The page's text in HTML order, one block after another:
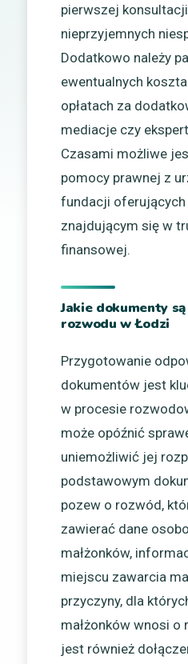
pierwszej
nieprzyjemnych
Dodatkowo należy
ewentualnych
opłatach za
mediacje czy
Czasami możliwe
pomocy prawnej z
fundacji
znajdującym się w
finansowej.
Jakie dokumenty
rozwodu w Łodzi
Przygotowanie
dokumentów jest
w procesie
może opóźnić
uniemożliwić jej
podstawowym
pozew o rozwód,
zawierać dane
małżonków,
miejscu zawarcia
przyczyny, dla
małżonków wnosi o
jest również